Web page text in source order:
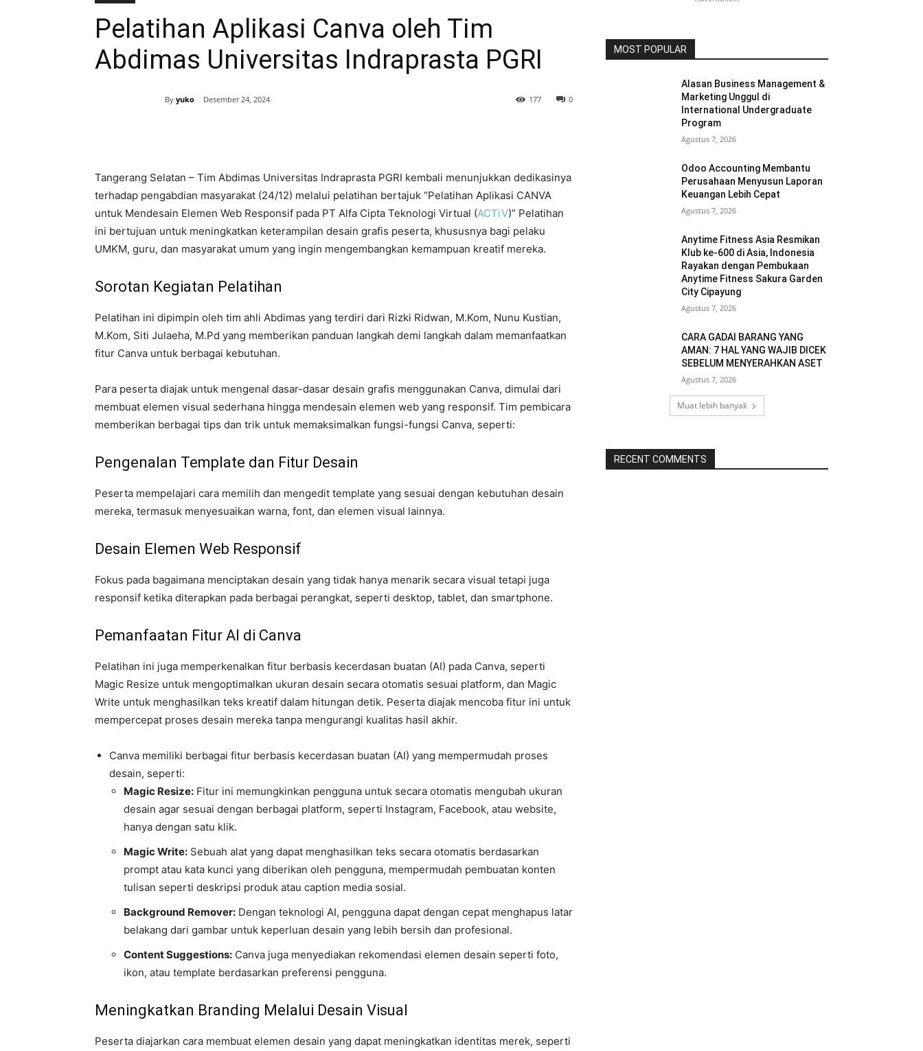
Pelatihan Aplikasi Canva oleh Tim
Abdimas Universitas Indraprasta PGRI
By yuko Desember 24, 2024 0
177
Tangerang Selatan – Tim Abdimas Universitas Indraprasta PGRI kembali menunjukkan dedikasinya
terhadap pengabdian masyarakat (24/12) melalui pelatihan bertajuk “Pelatihan Aplikasi CANVA
untuk Mendesain Elemen Web Responsif pada PT Alfa Cipta Teknologi Virtual (ACTiV)” Pelatihan
ini bertujuan untuk meningkatkan keterampilan desain grafis peserta, khususnya bagi pelaku
UMKM, guru, dan masyarakat umum yang ingin mengembangkan kemampuan kreatif mereka.
Sorotan Kegiatan Pelatihan
Pelatihan ini dipimpin oleh tim ahli Abdimas yang terdiri dari Rizki Ridwan, M.Kom, Nunu Kustian,
M.Kom, Siti Julaeha, M.Pd yang memberikan panduan langkah demi langkah dalam memanfaatkan
fitur Canva untuk berbagai kebutuhan.
Para peserta diajak untuk mengenal dasar-dasar desain grafis menggunakan Canva, dimulai dari
membuat elemen visual sederhana hingga mendesain elemen web yang responsif. Tim pembicara
memberikan berbagai tips dan trik untuk memaksimalkan fungsi-fungsi Canva, seperti:
Pengenalan Template dan Fitur Desain
Peserta mempelajari cara memilih dan mengedit template yang sesuai dengan kebutuhan desain
mereka, termasuk menyesuaikan warna, font, dan elemen visual lainnya.
Desain Elemen Web Responsif
Fokus pada bagaimana menciptakan desain yang tidak hanya menarik secara visual tetapi juga
responsif ketika diterapkan pada berbagai perangkat, seperti desktop, tablet, dan smartphone.
Pemanfaatan Fitur AI di Canva
Pelatihan ini juga memperkenalkan fitur berbasis kecerdasan buatan (AI) pada Canva, seperti
Magic Resize untuk mengoptimalkan ukuran desain secara otomatis sesuai platform, dan Magic
Write untuk menghasilkan teks kreatif dalam hitungan detik. Peserta diajak mencoba fitur ini untuk
mempercepat proses desain mereka tanpa mengurangi kualitas hasil akhir.
Canva memiliki berbagai fitur berbasis kecerdasan buatan (AI) yang mempermudah proses
desain, seperti:
Magic Resize: Fitur ini memungkinkan pengguna untuk secara otomatis mengubah ukuran
desain agar sesuai dengan berbagai platform, seperti Instagram, Facebook, atau website,
hanya dengan satu klik.
Magic Write: Sebuah alat yang dapat menghasilkan teks secara otomatis berdasarkan
prompt atau kata kunci yang diberikan oleh pengguna, mempermudah pembuatan konten
tulisan seperti deskripsi produk atau caption media sosial.
Background Remover: Dengan teknologi AI, pengguna dapat dengan cepat menghapus latar
belakang dari gambar untuk keperluan desain yang lebih bersih dan profesional.
Content Suggestions: Canva juga menyediakan rekomendasi elemen desain seperti foto,
ikon, atau template berdasarkan preferensi pengguna.
Meningkatkan Branding Melalui Desain Visual
Peserta diajarkan cara membuat elemen desain yang dapat meningkatkan identitas merek, seperti
MOST POPULAR
Alasan Business Management &
Marketing Unggul di
International Undergraduate
Program
Agustus 7, 2026
Odoo Accounting Membantu
Perusahaan Menyusun Laporan
Keuangan Lebih Cepat
Agustus 7, 2026
Anytime Fitness Asia Resmikan
Klub ke-600 di Asia, Indonesia
Rayakan dengan Pembukaan
Anytime Fitness Sakura Garden
City Cipayung
Agustus 7, 2026
CARA GADAI BARANG YANG
AMAN: 7 HAL YANG WAJIB DICEK
SEBELUM MENYERAHKAN ASET
Agustus 7, 2026
Muat lebih banyak
RECENT COMMENTS